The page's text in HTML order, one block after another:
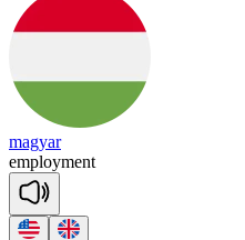
magyar
employment